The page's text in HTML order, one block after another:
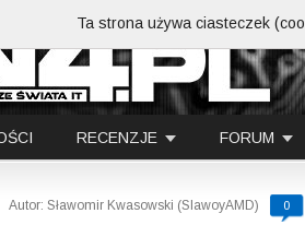
RECENZJE FORUM
Autor: Sławomir Kwasowski (SlawoyAMD) 0
Ta strona używa ciasteczek